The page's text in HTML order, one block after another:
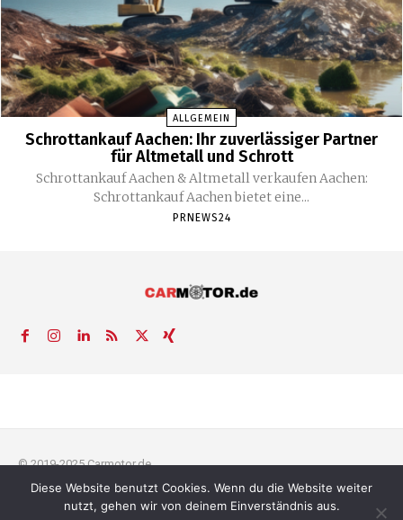
ALLGEMEIN
Schrottankauf Aachen: Ihr zuverlässiger Partner
für Altmetall und Schrott
Schrottankauf Aachen & Altmetall verkaufen Aachen:
Schrottankauf Aachen bietet eine...
PRNEWS24
© 2019-2025 Carmotor.de
AGB Datenschutzerklärung FAQ Kontakt Impressum
News
Diese Website benutzt Cookies. Wenn du die Website weiter
nutzt, gehen wir von deinem Einverständnis aus.